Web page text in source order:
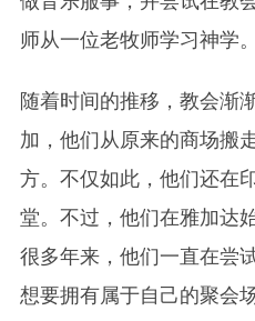
师从一位老牧师学习神学。
随着时间的推移，教会渐
加，他们从原来的商场搬
方。不仅如此，他们还在
堂。不过，他们在雅加达
很多年来，他们一直在尝
想要拥有属于自己的聚会